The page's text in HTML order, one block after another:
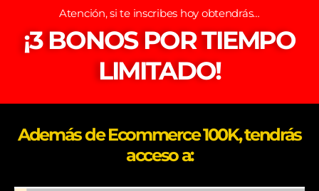
Atención, si te inscribes hoy obtendrás…
¡3 BONOS POR TIEMPO
LIMITADO!
Además de Ecommerce 100K, tendrás
acceso a: